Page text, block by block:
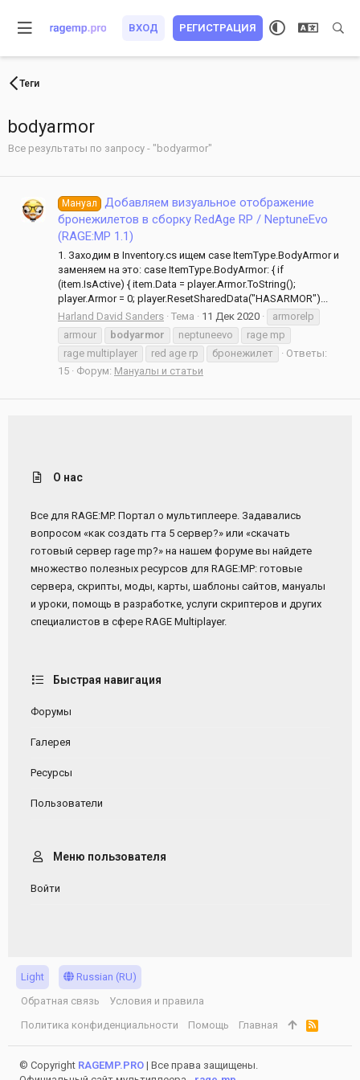
ВХОД РЕГИСТРАЦИЯ
Теги
bodyarmor
Все результаты по запросу - "bodyarmor"
Мануал
Добавляем визуальное отображение
бронежилетов в сборку RedAge RP / NeptuneEvo
(RAGE:MP 1.1)
1. Заходим в Inventory.cs ищем case ItemType.BodyArmor и
заменяем на это: case ItemType.BodyArmor: { if
(item.IsActive) { item.Data = player.Armor.ToString();
player.Armor = 0; player.ResetSharedData("HASARMOR")...
Harland David Sanders Тема 11 Дек 2020
armorelp
armour
bodyarmor neptuneevo
rage mp
rage multiplayer
red age rp бронежилет
Ответы:
15
Форум: Мануалы и статьи
О нас
Все для RAGE:MP. Портал о мультиплеере. Задавались
вопросом «как создать гта 5 сервер?» или «скачать
готовый сервер rage mp?» на нашем форуме вы найдете
множество полезных ресурсов для RAGE:MP: готовые
сервера, скрипты, моды, карты, шаблоны сайтов, мануалы
и уроки, помощь в разработке, услуги скриптеров и других
специалистов в сфере RAGE Multiplayer.
Быстрая навигация
Форумы
Галерея
Ресурсы
Пользователи
Меню пользователя
Войти
Light
Russian (RU)
Обратная связь
Условия и правила
Политика конфиденциальности
Помощь Главная
R
S
S
© Copyright RAGEMP.PRO | Все права защищены.